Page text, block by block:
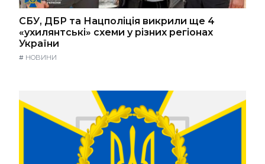
СБУ, ДБР та Нацполіція викрили ще 4
«ухилянтські» схеми у різних регіонах
України
# НОВИНИ